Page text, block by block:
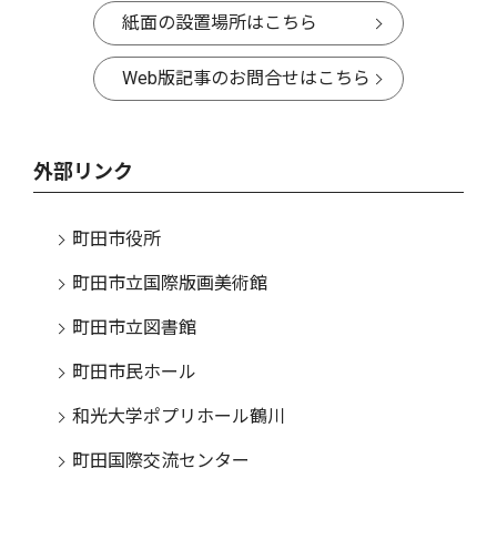
紙面の設置場所はこちら
Web版記事のお問合せはこちら
外部リンク
町田市役所
町田市立国際版画美術館
町田市立図書館
町田市民ホール
和光大学ポプリホール鶴川
町田国際交流センター